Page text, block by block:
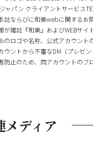
ャパン クライアントサービス
誌ならびに和樂webに関するお
が雑誌『和樂』およびWEBサイ
のロゴや名称、公式アカウント
ウントから不審なDM（プレゼ
防止のため、同アカウントのブ
メディア